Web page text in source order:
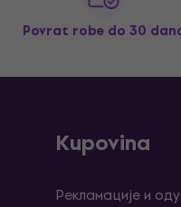
Povrat robe do 30
Kupovina
Рекламације и